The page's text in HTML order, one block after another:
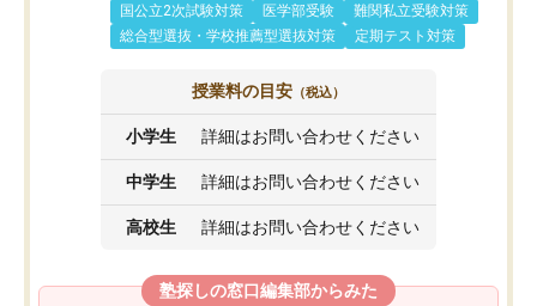
国公立2次試験対策
医学部受験
難関私立受験対策
総合型選抜・学校推薦型選抜対策
定期テスト対策
授業料の目安 （税込）
小学生 詳細はお問い合わせください
中学生 詳細はお問い合わせください
高校生 詳細はお問い合わせください
塾探しの窓口編集部からみた